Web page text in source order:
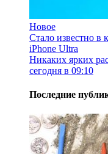
Новое
Стало известно в
iPhone Ultra
Никаких ярких
сегодня в 09:10
Последние